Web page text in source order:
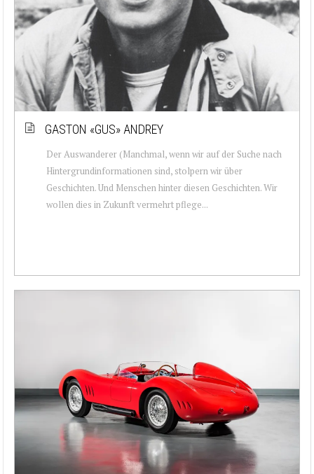
GASTON «GUS» ANDREY
Der Auswanderer (Manchmal, wenn wir auf der Suche nach
Hintergrundinformationen sind, stolpern wir über
Geschichten. Und Menschen hinter diesen Geschichten. Wir
wollen dies in Zukunft vermehrt pflege...